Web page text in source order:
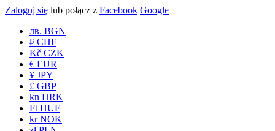
Zaloguj się lub połącz z Facebook Google
лв. BGN
₣ CHF
Kč CZK
€ EUR
¥ JPY
£ GBP
kn HRK
Ft HUF
kr NOK